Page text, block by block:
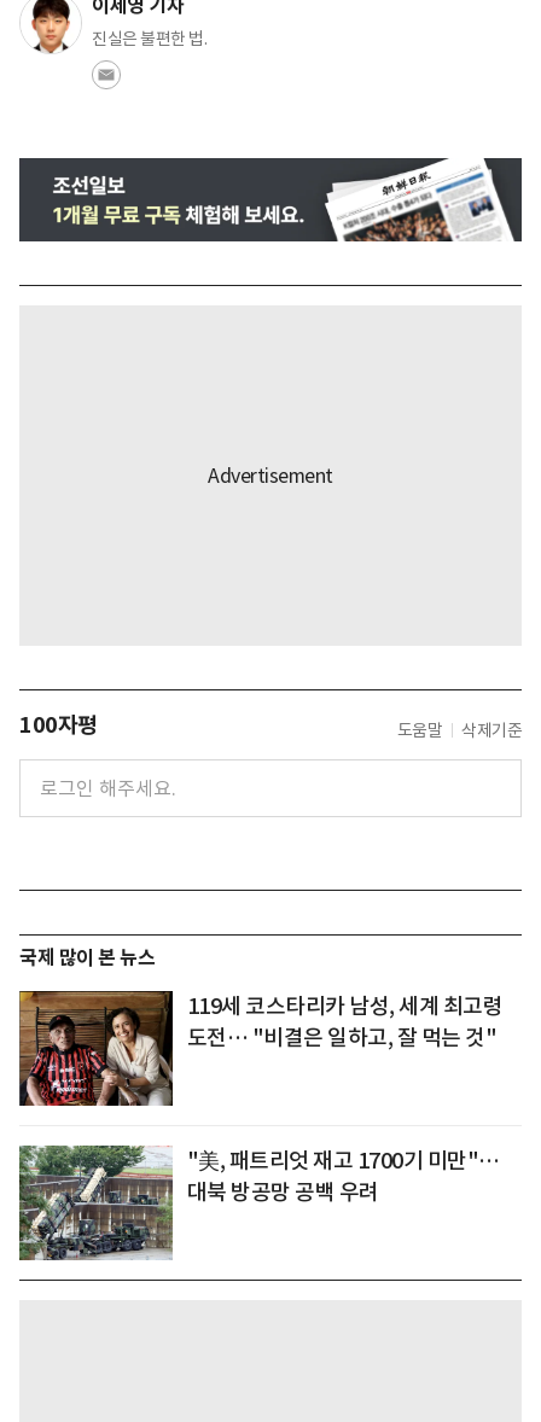
이세영 기자
진실은 불편한 법.
100자평 도움말 삭제기준
국제 많이 본 뉴스
119세 코스타리카 남성, 세계 최고령
도전… "비결은 일하고, 잘 먹는 것"
"美, 패트리엇 재고 1700기 미만"…
대북 방공망 공백 우려